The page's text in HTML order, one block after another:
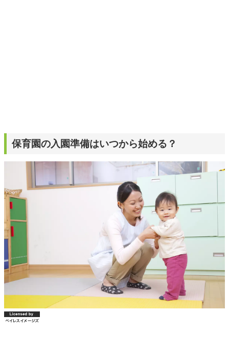
保育園の入園準備はいつから始める？